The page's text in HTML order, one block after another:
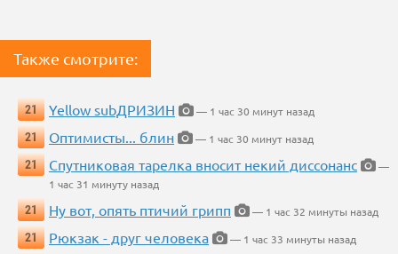
Также смотрите:
21 Yellow subДРИЗИН
— 1 час 30 минут назад
21
Оптимисты... блин
— 1 час 30 минут назад
21
Спутниковая тарелка вносит некий диссонанс
—
1 час 31 минуту назад
21
Ну вот, опять птичий грипп
— 1 час 32 минуты назад
21
Рюкзак - друг человека
— 1 час 33 минуты назад